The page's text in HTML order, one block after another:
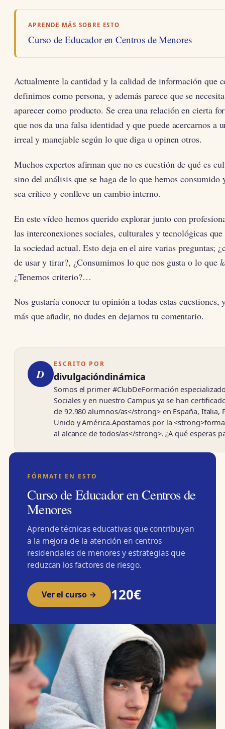
APRENDE MÁS SOBRE ESTO
Curso de Educador en Centros de Menores
Actualmente la cantidad y la calidad de información que
definirnos como persona, y además parece que se
aparecer como producto. Se crea una relación en cierta
que nos da una falsa identidad y que puede acercarnos a
irreal y manejable según lo que diga u opinen otros.
Muchos expertos afirman que no es cuestión de qué es
sino del análisis que se haga de lo que hemos consumido
sea crítico y conlleve un cambio interno.
En este vídeo hemos querido explorar junto con
las interconexiones sociales, culturales y tecnológicas
la sociedad actual. Esto deja en el aire varias preguntas;
de usar y tirar?, ¿Consumimos lo que nos gusta o lo que
¿Tenemos criterio?…
Nos gustaría conocer tu opinión a todas estas cuestiones,
más que añadir, no dudes en dejarnos tu comentario.
D
ESCRITO POR
divulgacióndinámica
Somos el primer #ClubDeFormación
Sociales y en nuestro Campus ya se han
de 92.980 alumnos/as</strong> en España, Italia,
Unido y América.Apostamos por la
al alcance de todos/as</strong>. ¿A qué esperas
FÓRMATE EN ESTO
Curso de Educador en Centros de
Menores
Aprende técnicas educativas que contribuyan
a la mejora de la atención en centros
residenciales de menores y estrategias que
reduzcan los factores de riesgo.
Ver el curso → 120€